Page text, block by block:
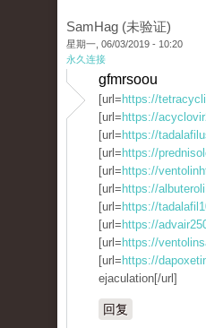
SamHag (未验证)
星期一, 06/03/2019 - 10:20
永久连接
gfmrsoou
[url= https://
[url= https://
[url= https://
[url= https://
[url= https://
[url= https://
[url= https://
[url= https://
[url= https://
[url= https://
ejaculation[/url]
回复